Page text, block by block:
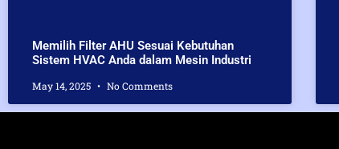
Memilih Filter AHU Sesuai Kebutuhan
Sistem HVAC Anda dalam Mesin Industri
May 14, 2025 No Comments